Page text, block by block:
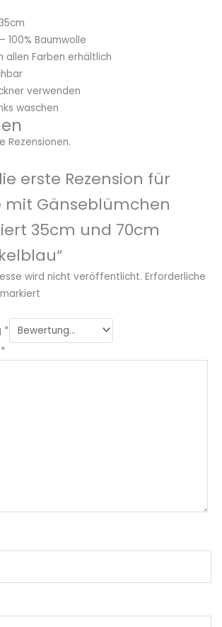
100% Baumwolle
allen Farben erhältlich
verwenden
waschen
Rezensionen.
erste Rezension für
mit Gänseblümchen
35cm und 70cm
wird nicht veröffentlicht. Erforderliche
markiert
*
*